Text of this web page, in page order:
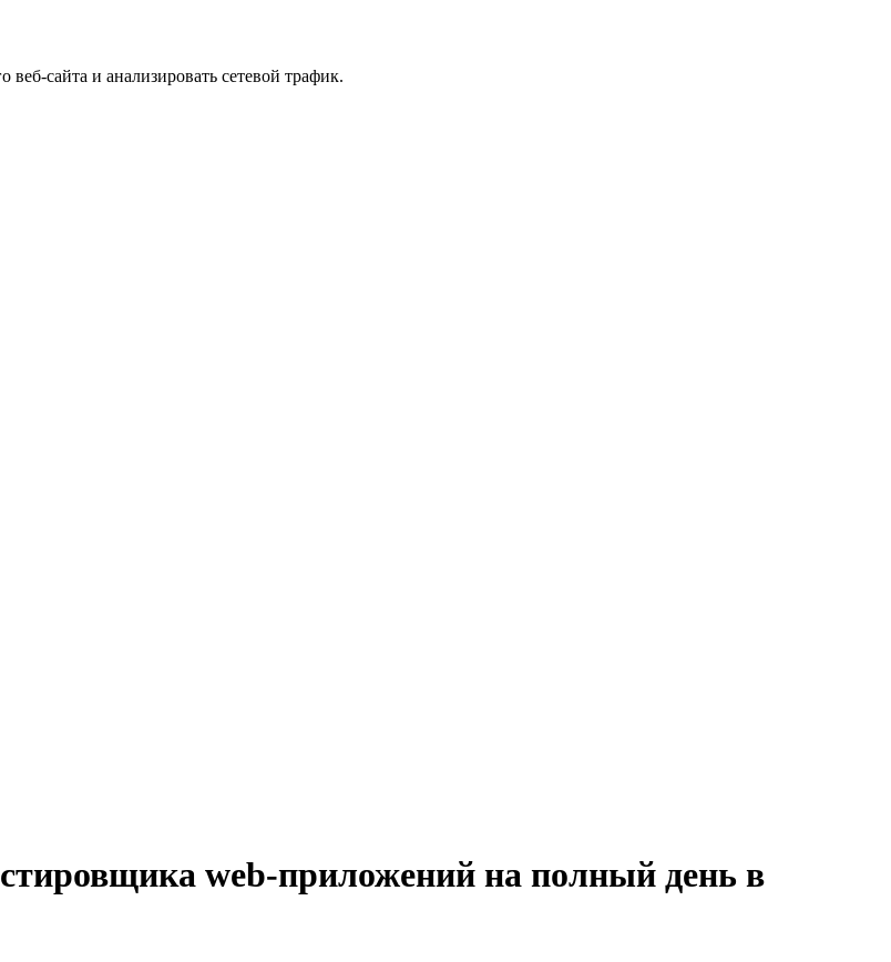
сайта и анализировать сетевой трафик.
web-приложений на полный день в